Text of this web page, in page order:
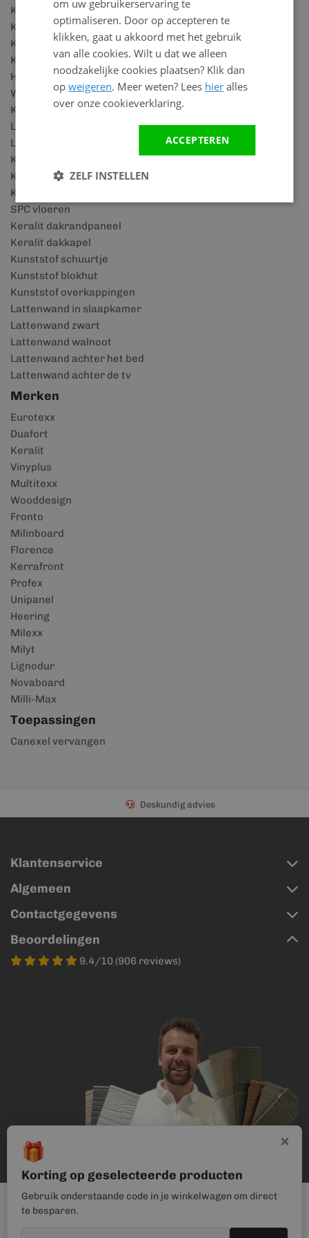
Kunststof dakpanplaten
Kunststof vensterbanken
Kunststof plafonds
Kunststof plafond voor badkamer
Houtlook wandpanelen
Wandbekleding badkamer
Kunststof plinten
Lattenwand accessoires
Lattenwand panelen
Keralit details
Keralit houtlook
Keralit rabatdelen
SPC vloeren
Keralit dakrandpaneel
Keralit dakkapel
Kunststof schuurtje
Kunststof blokhut
Kunststof overkappingen
Lattenwand in slaapkamer
Lattenwand zwart
Lattenwand walnoot
Lattenwand achter het bed
Lattenwand achter de tv
Merken
Eurotexx
Duafort
Keralit
Vinyplus
Multitexx
Wooddesign
Fronto
Milinboard
Florence
Kerrafront
Profex
Unipanel
Heering
Milexx
Milyt
Lignodur
Novaboard
Milli-Max
Toepassingen
Canexel vervangen
Deskundig advies
Klantenservice
Algemeen
Contactgegevens
Beoordelingen
9.4/10 (906 reviews)
×
🎁
Korting op geselecteerde producten
Gebruik onderstaande code in je winkelwagen om direct
te besparen.
om uw gebruikerservaring te
optimaliseren. Door op accepteren te
klikken, gaat u akkoord met het gebruik
van alle cookies. Wilt u dat we alleen
noodzakelijke cookies plaatsen? Klik dan
opweigeren. Meer weten? Lees hier alles
over onze cookieverklaring.
ACCEPTEREN
ZELF INSTELLEN